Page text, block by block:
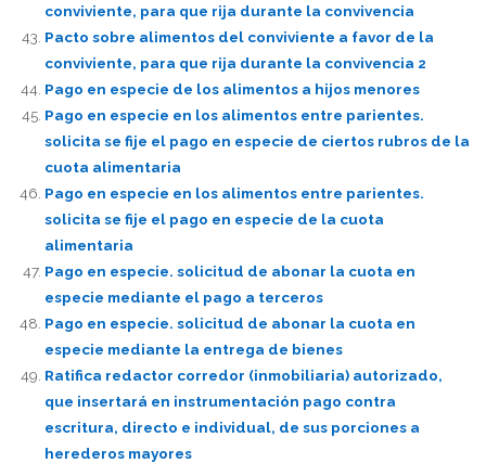
conviviente, para que rija durante la convivencia
Pacto sobre alimentos del conviviente a favor de la
conviviente, para que rija durante la convivencia 2
Pago en especie de los alimentos a hijos menores
Pago en especie en los alimentos entre parientes.
solicita se fije el pago en especie de ciertos rubros de la
cuota alimentaria
Pago en especie en los alimentos entre parientes.
solicita se fije el pago en especie de la cuota
alimentaria
Pago en especie. solicitud de abonar la cuota en
especie mediante el pago a terceros
Pago en especie. solicitud de abonar la cuota en
especie mediante la entrega de bienes
Ratifica redactor corredor (inmobiliaria) autorizado,
que insertará en instrumentación pago contra
escritura, directo e individual, de sus porciones a
herederos mayores